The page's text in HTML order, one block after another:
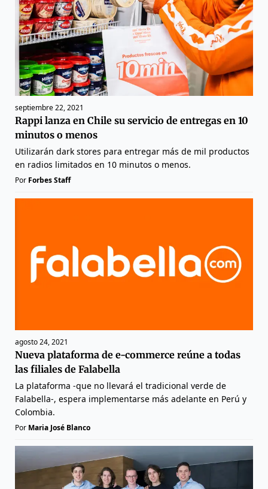
septiembre 22, 2021
Rappi lanza en Chile su servicio de entregas en 10
minutos o menos
Utilizarán dark stores para entregar más de mil productos
en radios limitados en 10 minutos o menos.
Por Forbes Staff
agosto 24, 2021
Nueva plataforma de e-commerce reúne a todas
las filiales de Falabella
La plataforma -que no llevará el tradicional verde de
Falabella-, espera implementarse más adelante en Perú y
Colombia.
Por Maria José Blanco